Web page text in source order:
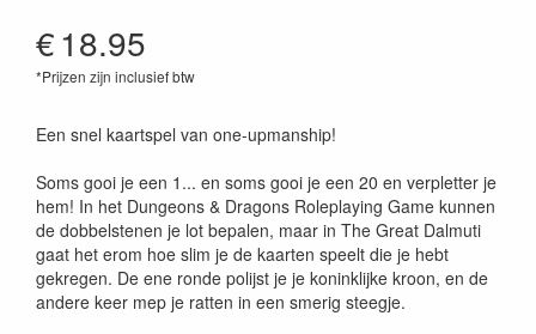
€18.95
*Prijzen zijn inclusief btw
Een snel kaartspel van one-upmanship!
Soms gooi je een 1... en soms gooi je een 20 en verpletter je
hem! In het Dungeons & Dragons Roleplaying Game kunnen
de dobbelstenen je lot bepalen, maar in The Great Dalmuti
gaat het erom hoe slim je de kaarten speelt die je hebt
gekregen. De ene ronde polijst je je koninklijke kroon, en de
andere keer mep je ratten in een smerig steegje.